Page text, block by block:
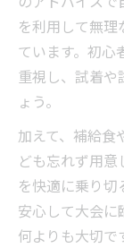
を利用して無
ています。初心
重視し、試着や
ょう。
加えて、補給食
ども忘れず用
を快適に乗り
安心して大会
何よりも大切で